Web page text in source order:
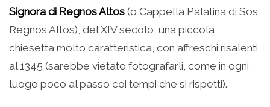
Signora di Regnos Altos (o Cappella Palatina di Sos
Regnos Altos), del XIV secolo, una piccola
chiesetta molto caratteristica, con affreschi risalenti
al 1345 (sarebbe vietato fotografarli, come in ogni
luogo poco al passo coi tempi che si rispetti).